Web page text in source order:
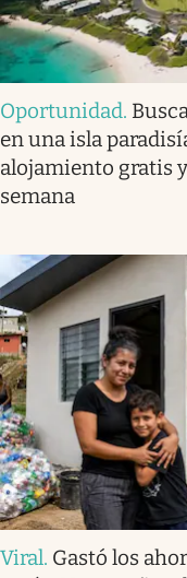
Oportunidad.
en una isla
alojamiento gratis
semana
Viral. Gastó los